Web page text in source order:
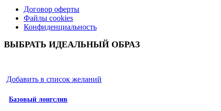
Договор оферты
Файлы cookies
Конфиденциальность
ВЫБРАТЬ ИДЕАЛЬНЫЙ ОБРАЗ
Добавить в список желаний
Базовый лонгслив